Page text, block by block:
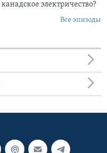
канадское электричество?
Все эпизоды